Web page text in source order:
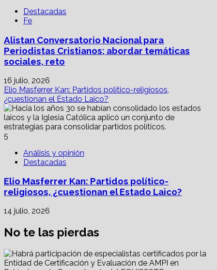
Destacadas
Fe
Alistan Conversatorio Nacional para
Periodistas Cristianos; abordar temáticas
sociales, reto
16 julio, 2026
Elio Masferrer Kan: Partidos político-religiosos,
¿cuestionan el Estado Laico?
5
Análisis y opinión
Destacadas
Elio Masferrer Kan: Partidos político-
religiosos, ¿cuestionan el Estado Laico?
14 julio, 2026
No te las pierdas